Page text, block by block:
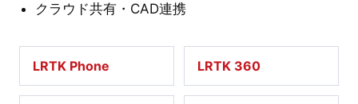
クラウド共有・CAD連携
LRTK Phone LRTK 360